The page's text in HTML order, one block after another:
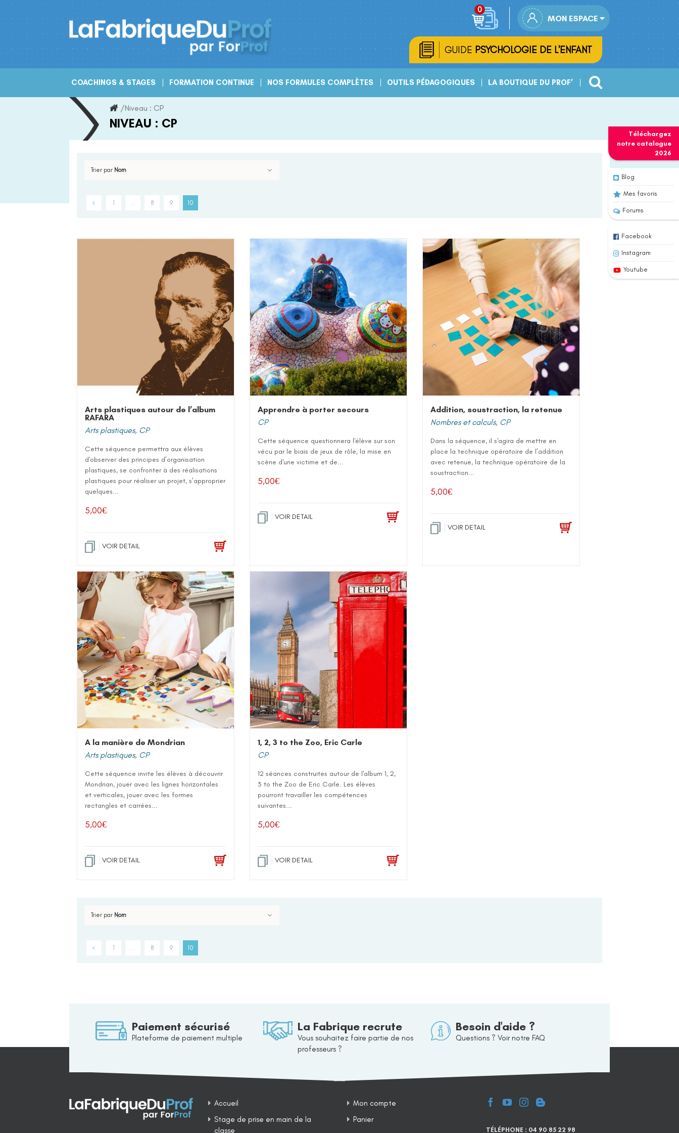
Téléchargez
notre catalogue
2026
Blog
Mes favoris
Forums
Facebook
Instagram
Youtube
Skip
to
MON ESPACE
GUIDE PSYCHOLOGIE DE L'ENFANT
COACHINGS & STAGES FORMATION CONTINUE NOS FORMULES COMPLÈTES OUTILS PÉDAGOGIQUES LA BOUTIQUE DU PROF’
/Niveau : CP
NIVEAU : CP
Trier par Nom
1 … 8 9 10
Arts plastiques autour de l’album
RAFARA
Arts plastiques, CP
Cette séquence permettra aux élèves
d'observer des principes d’organisation
plastiques, se confronter à des réalisations
plastiques pour réaliser un projet, s’approprier
quelques...
5,00€
VOIR DETAIL
Apprendre à porter secours
CP
Cette séquence questionnera l'élève sur son
vécu par le biais de jeux de rôle, la mise en
scène d'une victime et de...
5,00€
VOIR DETAIL
Addition, soustraction, la retenue
Nombres et calculs, CP
Dans la séquence, il s'agira de mettre en
place la technique opératoire de l’addition
avec retenue, la technique opératoire de la
soustraction...
5,00€
VOIR DETAIL
A la manière de Mondrian
Arts plastiques, CP
Cette séquence invite les élèves à découvrir
Mondrian, jouer avec les lignes horizontales
et verticales, jouer avec les formes
rectangles et carrées...
5,00€
VOIR DETAIL
1, 2, 3 to the Zoo, Eric Carle
CP
12 séances construites autour de l'album 1, 2,
3 to the Zoo de Eric Carle. Les élèves
pourront travailler les compétences
suivantes...
5,00€
VOIR DETAIL
Trier par Nom
1 … 8 9 10
Paiement sécurisé
Plateforme de paiement multiple
La Fabrique recrute
Vous souhaitez faire partie de nos
professeurs ?
Besoin d'aide ?
Questions ? Voir notre FAQ
Accueil
Stage de prise en main de la
classe
Mon compte
Panier
TÉLÉPHONE : 04 90 85 22 98